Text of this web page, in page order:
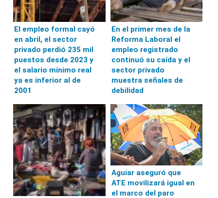
El empleo formal cayó
en abril, el sector
privado perdió 235 mil
puestos desde 2023 y
el salario mínimo real
ya es inferior al de
2001
En el primer mes de la
Reforma Laboral el
empleo registrado
continuó su caída y el
sector privado
muestra señales de
debilidad
Aguiar aseguró que
ATE movilizará igual en
el marco del paro